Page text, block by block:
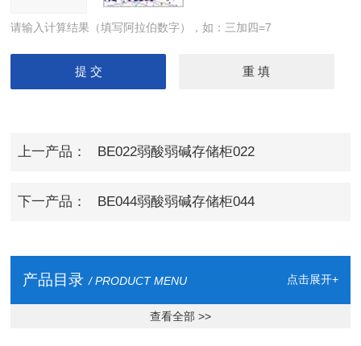
请输入计算结果（填写阿拉伯数字），如：三加四=7
上一产品： BE022弱酸弱碱存储柜022
下一产品： BE044弱酸弱碱存储柜044
产品目录 / PRODUCT MENU 点击展开+
查看全部 >>